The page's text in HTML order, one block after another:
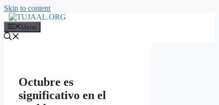
Skip to content
Menu
Octubre es
significativo en el